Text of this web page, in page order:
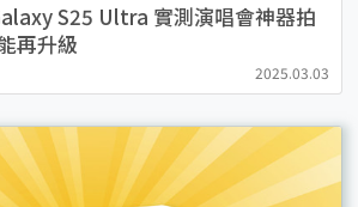
S25 Ultra 實測演唱會神器拍
再升級
2025.03.03